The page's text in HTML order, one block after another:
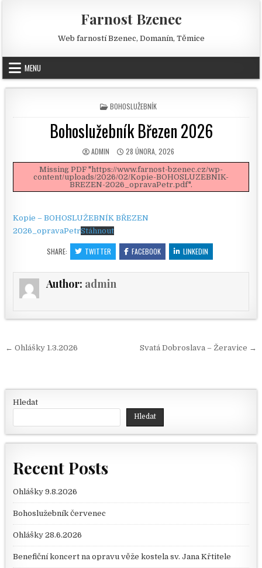
Farnost Bzenec
Web farností Bzenec, Domanín, Těmice
MENU
POSTED IN
BOHOSLUŽEBNÍK
Bohoslužebník Březen 2026
AUTHOR:
ADMIN PUBLISHED DATE:
28 ÚNORA, 2026
Missing PDF "https://www.farnost-bzenec.cz/wp-
content/uploads/2026/02/Kopie-BOHOSLUZEBNIK-
BREZEN-2026_opravaPetr.pdf".
Kopie – BOHOSLUŽEBNÍK BŘEZEN
2026_opravaPetrStáhnout
SHARE: TWITTER FACEBOOK LINKEDIN
Author: admin
Navigace pro příspěvekSvatá Dobroslava – Žeravice →
← Ohlášky 1.3.2026
Hledat
Hledat
Recent Posts
Ohlášky 9.8.2026
Bohoslužebník červenec
Ohlášky 28.6.2026
Benefiční koncert na opravu věže kostela sv. Jana Křtitele